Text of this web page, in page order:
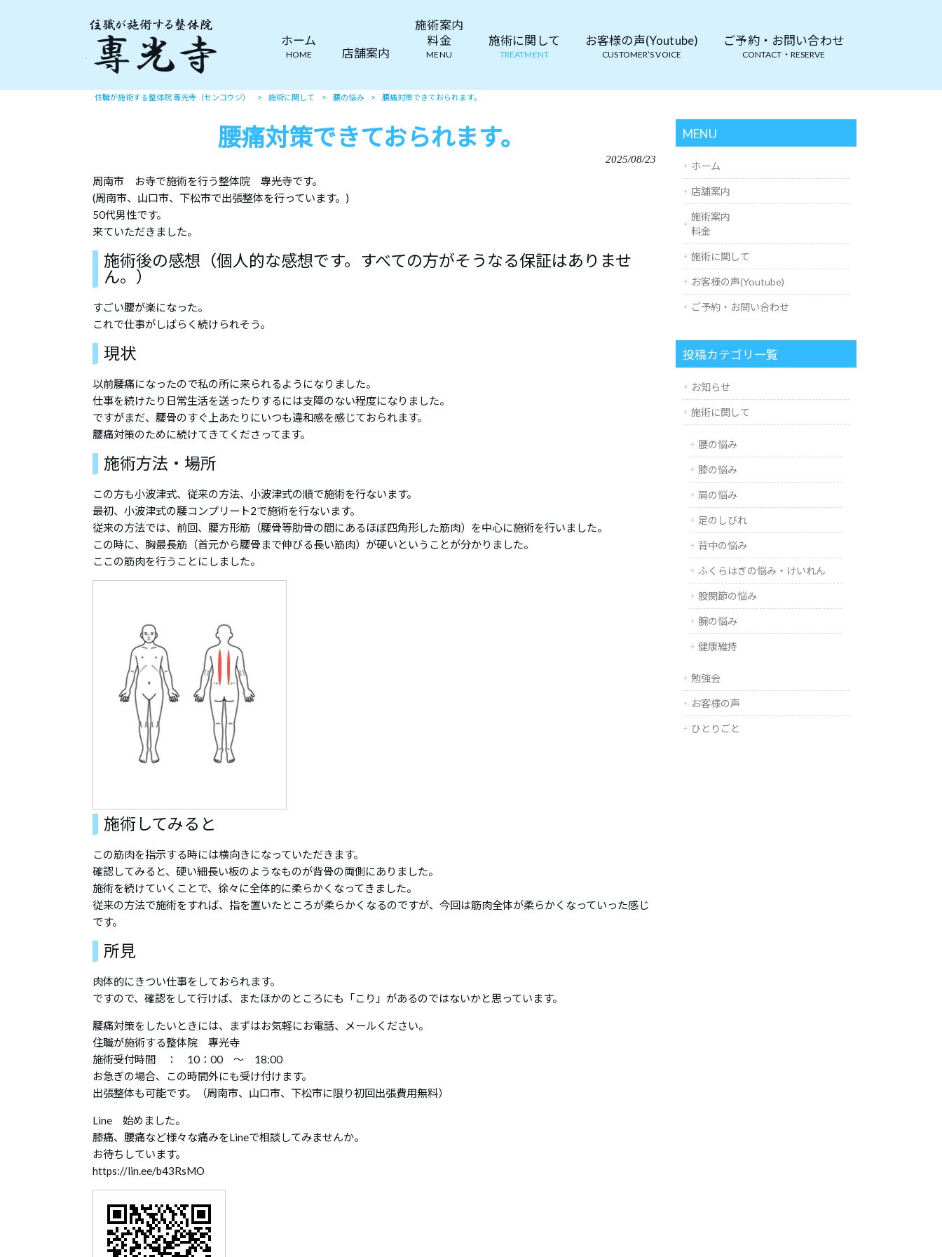
ホーム
HOME 店舗案内
施術案内
料金
MENU
施術に関して
TREATMENT
お客様の声(Youtube)
CUSTOMER’S VOICE
ご予約・お問い合わせ
CONTACT・RESERVE
住職が施術する整体院 專光寺（センコウジ） > 施術に関して > 腰の悩み > 腰痛対策できておられます。
腰痛対策できておられます。
2025/08/23
周南市 お寺で施術を行う整体院 專光寺です。
(周南市、山口市、下松市で出張整体を行っています。)
50代男性です。
来ていただきました。
施術後の感想（個人的な感想です。すべての方がそうなる保証はありませ
ん。）
すごい腰が楽になった。
これで仕事がしばらく続けられそう。
現状
以前腰痛になったので私の所に来られるようになりました。
仕事を続けたり日常生活を送ったりするには支障のない程度になりました。
ですがまだ、腰骨のすぐ上あたりにいつも違和感を感じておられます。
腰痛対策のために続けてきてくださってます。
施術方法・場所
この方も小波津式、従来の方法、小波津式の順で施術を行ないます。
最初、小波津式の腰コンプリート2で施術を行ないます。
従来の方法では、前回、腰方形筋（腰骨等肋骨の間にあるほぼ四角形した筋肉）を中心に施術を行いました。
この時に、胸最長筋（首元から腰骨まで伸びる長い筋肉）が硬いということが分かりました。
ここの筋肉を行うことにしました。
施術してみると
この筋肉を指示する時には横向きになっていただきます。
確認してみると、硬い細長い板のようなものが背骨の両側にありました。
施術を続けていくことで、徐々に全体的に柔らかくなってきました。
従来の方法で施術をすれば、指を置いたところが柔らかくなるのですが、今回は筋肉全体が柔らかくなっていった感じ
です。
所見
肉体的にきつい仕事をしておられます。
ですので、確認をして行けば、またほかのところにも「こり」があるのではないかと思っています。
腰痛対策をしたいときには、まずはお気軽にお電話、メールください。
住職が施術する整体院 專光寺
施術受付時間 ： 10：00 ～ 18:00
お急ぎの場合、この時間外にも受け付けます。
出張整体も可能です。（周南市、山口市、下松市に限り初回出張費用無料）
Line 始めました。
膝痛、腰痛など様々な痛みをLineで相談してみませんか。
お待ちしています。
https://lin.ee/b43RsMO
MENU
ホーム
店舗案内
施術案内
料金
施術に関して
お客様の声(Youtube)
ご予約・お問い合わせ
投稿カテゴリ一覧
お知らせ
施術に関して
腰の悩み
膝の悩み
肩の悩み
足のしびれ
背中の悩み
ふくらはぎの悩み・けいれん
股関節の悩み
腕の悩み
健康維持
勉強会
お客様の声
ひとりごと